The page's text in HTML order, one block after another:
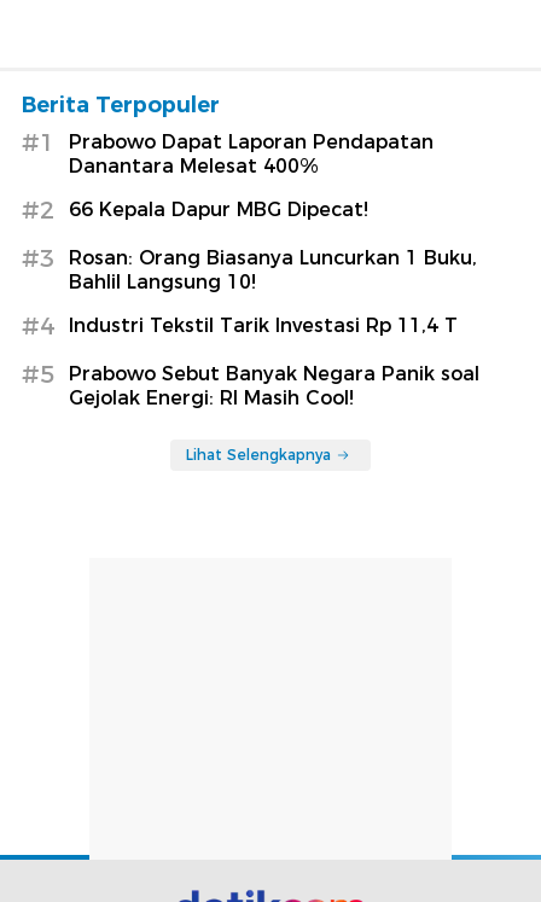
Berita Terpopuler
#1
Prabowo Dapat Laporan Pendapatan
Danantara Melesat 400%
#2 66 Kepala Dapur MBG Dipecat!
#3
Rosan: Orang Biasanya Luncurkan 1 Buku,
Bahlil Langsung 10!
#4 Industri Tekstil Tarik Investasi Rp 11,4 T
#5
Prabowo Sebut Banyak Negara Panik soal
Gejolak Energi: RI Masih Cool!
Lihat Selengkapnya